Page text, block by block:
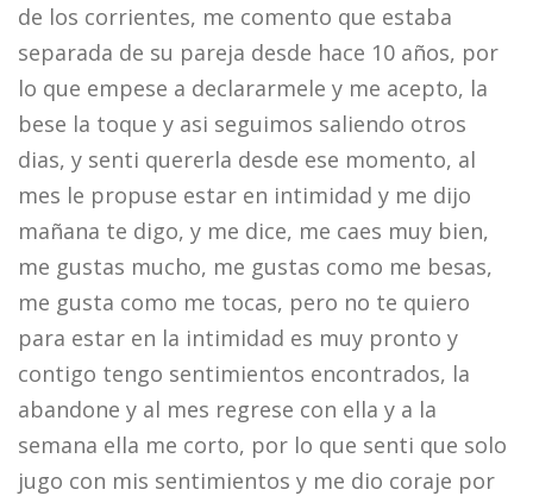
de los corrientes, me comento que estaba
separada de su pareja desde hace 10 años, por
lo que empese a declararmele y me acepto, la
bese la toque y asi seguimos saliendo otros
dias, y senti quererla desde ese momento, al
mes le propuse estar en intimidad y me dijo
mañana te digo, y me dice, me caes muy bien,
me gustas mucho, me gustas como me besas,
me gusta como me tocas, pero no te quiero
para estar en la intimidad es muy pronto y
contigo tengo sentimientos encontrados, la
abandone y al mes regrese con ella y a la
semana ella me corto, por lo que senti que solo
jugo con mis sentimientos y me dio coraje por